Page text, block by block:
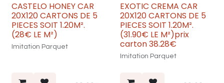
Nouveau
CASTELO HONEY CAR
20X120 CARTONS DE 5
PIECES SOIT 1.20M².
(28€ LE M²)
Imitation Parquet
Nouveau
EXOTIC CREMA CAR
20X120 CARTONS DE 5
PIECES SOIT 1.20M².
(31.90€ LE M²)prix
carton 38.28€
Imitation Parquet